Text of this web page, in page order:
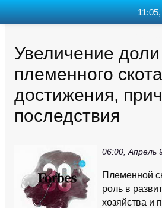
Увеличение доли
племенного
достижения,
последствия
06:00, Апрель
Племенной
роль в
хозяйства и